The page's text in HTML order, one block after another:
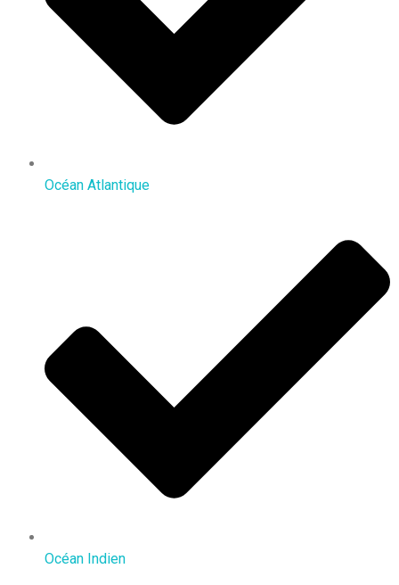
Océan Atlantique
Océan Indien